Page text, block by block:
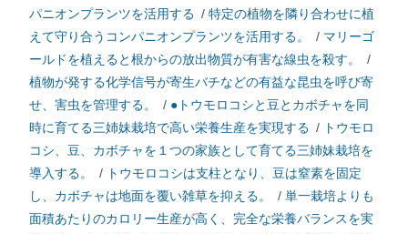
パニオンプランツを活用する / 特定の植物を隣り合わせに植
えて守り合うコンパニオンプランツを活用する。
/ マリーゴ
ールドを植えると根からの放出物質が有害な線虫を殺す。
/
植物が発する化学信号が寄生バチなどの有益な昆虫を呼び寄
せ、害虫を管理する。
/ ●トウモロコシと豆とカボチャを同
時に育てる三姉妹栽培で高い栄養生産を実現する / トウモロ
コシ、豆、カボチャを１つの家族として育てる三姉妹栽培を
導入する。
/ トウモロコシは支柱となり、豆は窒素を固定
し、カボチャは地面を覆い雑草を抑える。
/ 単一栽培よりも
面積あたりのカロリー生産が高く、完全な栄養バランスを実